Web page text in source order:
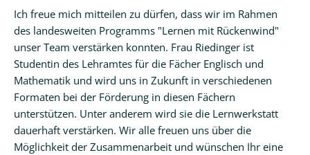
Aktuell
Newsletter
Intern
Hausordnung
Schulwegeplan
Kontakt
Ich freue mich mitteilen zu dürfen, dass wir im Rahmen
des landesweiten Programms "Lernen mit Rückenwind"
unser Team verstärken konnten. Frau Riedinger ist
Studentin des Lehramtes für die Fächer Englisch und
Mathematik und wird uns in Zukunft in verschiedenen
Formaten bei der Förderung in diesen Fächern
unterstützen. Unter anderem wird sie die Lernwerkstatt
dauerhaft verstärken. Wir alle freuen uns über die
Möglichkeit der Zusammenarbeit und wünschen Ihr eine